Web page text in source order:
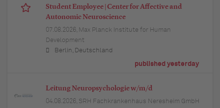
Student Employee | Center for Affective and
Autonomic Neuroscience
07.08.2026, Max Planck Institute for Human
Development
Berlin, Deutschland
published yesterday
Leitung Neuropsychologie w/m/d
04.08.2026, SRH Fachkrankenhaus Neresheim GmbH